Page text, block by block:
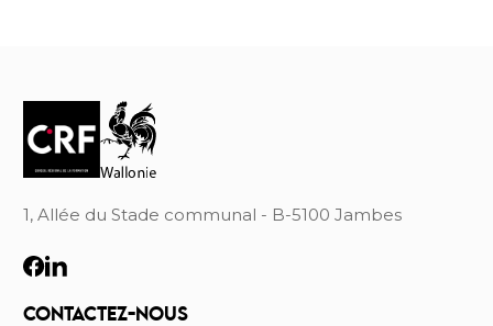
1, Allée du Stade communal - B-5100 Jambes
CONTACTEZ-NOUS